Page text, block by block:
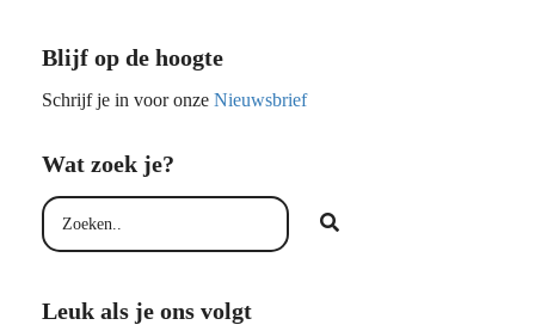
Blijf op de hoogte
Schrijf je in voor onze Nieuwsbrief
Wat zoek je?
Leuk als je ons volgt